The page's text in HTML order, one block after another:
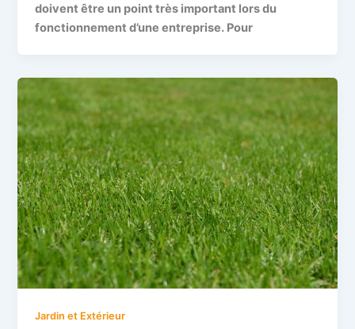
doivent être un point très important lors du
fonctionnement d’une entreprise. Pour
Jardin et Extérieur